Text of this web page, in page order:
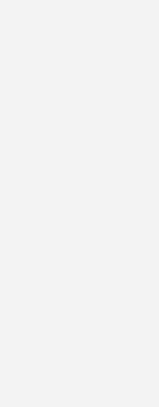
entstanden zum
die Halterungen
Vibrationen in
Bei einem
werden.
werden
örtlichen
die sich aus
Ein Standort setzt
Flughafen ein, wo
die Fahrzeuge die